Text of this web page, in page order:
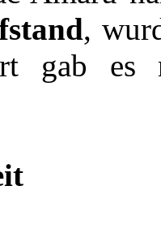
,
gab es